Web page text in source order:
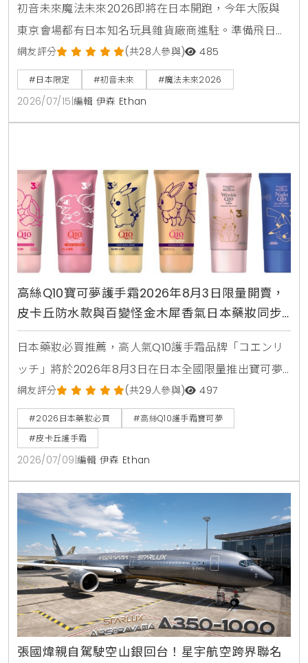
初音未來魔法未來2026即將在日本開跑，今年大阪與
東京會場都有日本知名玩具雜貨廠商進駐。準備飛日本
看演唱會的台灣粉絲，趕快來看看這次有哪些現場必搶
的布偶包與透明痛包配件，幫自己規劃一趟最完美的日
本追星之旅。
網友評分 (共28人參與) 485
#日本限定 #初音未來 #魔法未來2026
2026/07/15 編輯 伊森 Ethan
高絲Q10寶可夢護手霜2026年8月3日限量開賣，
皮卡丘防水款與百變怪金木犀香氣日本藥妝同步
登場
日本藥妝必買推薦，高人氣Q10護手霜品牌「コエンリ
ッチ」將於2026年8月3日在日本全國限量推出寶可夢
限定包裝，包含皮卡丘，伊布，百變怪等7款超人氣角
色，全系列8款功能各自針對美白，抗皺，保濕與夜間
修護，是兼具視覺與護膚效果的伴手禮首選
網友評分 (共29人參與) 497
#2026日本藥妝必買
#高絲Q10護手霜寶可夢
#皮卡丘護手霜
2026/07/09 編輯 伊森 Ethan
張國煒親自駕駛空山銀回台！星宇航空跨界聯名